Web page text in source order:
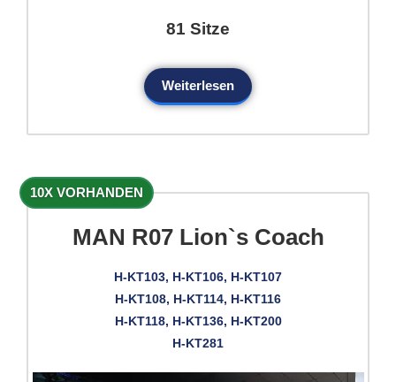
81 Sitze
Weiterlesen
10X VORHANDEN
MAN R07 Lion`s Coach
H-KT103, H-KT106, H-KT107
H-KT108, H-KT114, H-KT116
H-KT118, H-KT136, H-KT200
H-KT281